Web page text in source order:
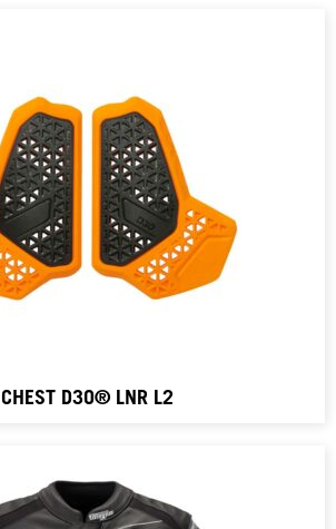
CHEST D3O® LNR L2